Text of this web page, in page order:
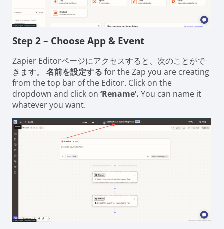
Step 2 – Choose App & Event
Zapier Editorページにアクセスすると、次のことがで
きます。 名前を設定する for the Zap you are creating
from the top bar of the Editor. Click on the
dropdown and click on ‘Rename’. You can name it
whatever you want.